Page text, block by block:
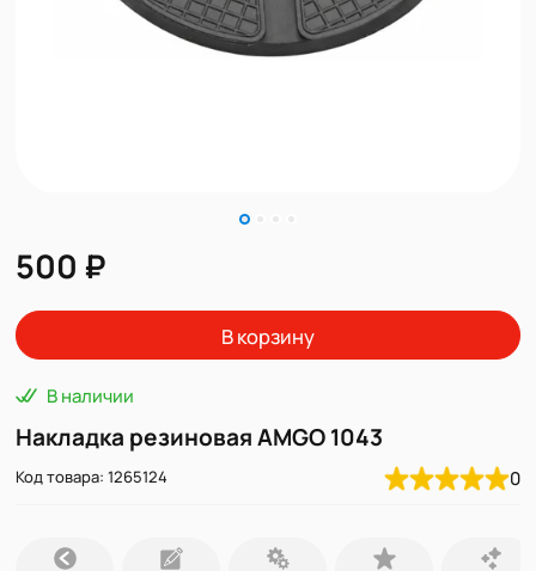
500 ₽
В корзину
В наличии
Накладка резиновая AMGO 1043
Код товара: 1265124 0